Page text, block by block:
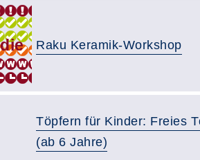
Raku Keramik-Workshop
Töpfern für Kinder: Freies
(ab 6 Jahre)